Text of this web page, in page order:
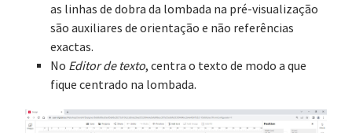
as linhas de dobra da lombada na pré-visualização
são auxiliares de orientação e não referências
exactas.
No Editor de texto, centra o texto de modo a que
fique centrado na lombada.